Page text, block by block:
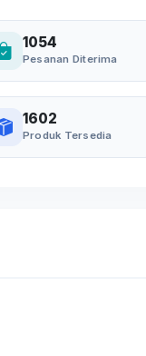
1054
Pesanan Diterima
1602
Produk Tersedia